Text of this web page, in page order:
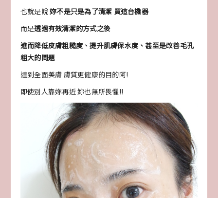
也就是說妳不是只是為了清潔 買這台機器
而是透過有效清潔的方式之後
進而降低皮膚粗糙度、提升肌膚保水度、甚至是改善毛孔
粗大的問題
達到全面美膚 膚質更健康的目的阿!
即使別人靠妳再近 妳也無所畏懼!!